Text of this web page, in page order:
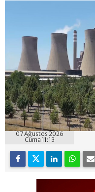
07 Ağustos 2026
Cuma 11:13